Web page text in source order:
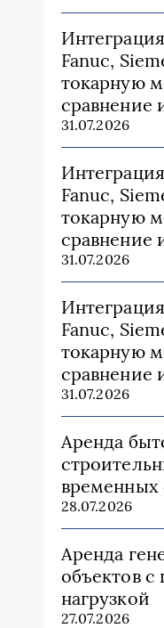
Fanuc,
токарную
сравнение
31.07.2026
Fanuc,
токарную
сравнение
31.07.2026
Fanuc,
токарную
сравнение
31.07.2026
Аренда
временных
28.07.2026
Аренда
объектов
нагрузкой
27.07.2026